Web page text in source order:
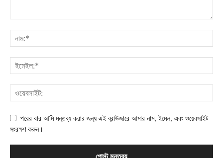
পরের বার আমি মন্তব্য করার জন্য এই ব্রাউজারে আমার নাম, ইমেল, এবং ওয়েবসাইট
সংরক্ষণ করুন।